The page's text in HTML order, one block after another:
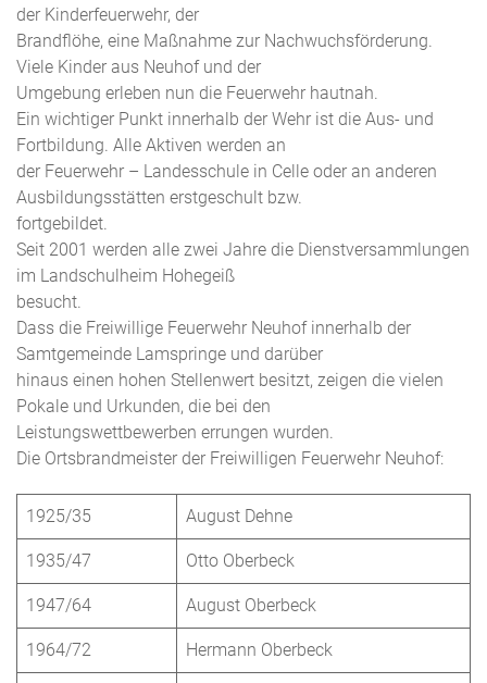
der Kinderfeuerwehr, der
Brandflöhe, eine Maßnahme zur Nachwuchsförderung.
Viele Kinder aus Neuhof und der
Umgebung erleben nun die Feuerwehr hautnah.
Ein wichtiger Punkt innerhalb der Wehr ist die Aus- und
Fortbildung. Alle Aktiven werden an
der Feuerwehr – Landesschule in Celle oder an anderen
Ausbildungsstätten erstgeschult bzw.
fortgebildet.
Seit 2001 werden alle zwei Jahre die Dienstversammlungen
im Landschulheim Hohegeiß
besucht.
Dass die Freiwillige Feuerwehr Neuhof innerhalb der
Samtgemeinde Lamspringe und darüber
hinaus einen hohen Stellenwert besitzt, zeigen die vielen
Pokale und Urkunden, die bei den
Leistungswettbewerben errungen wurden.
Die Ortsbrandmeister der Freiwilligen Feuerwehr Neuhof:
1925/35 August Dehne
1935/47 Otto Oberbeck
1947/64 August Oberbeck
1964/72 Hermann Oberbeck